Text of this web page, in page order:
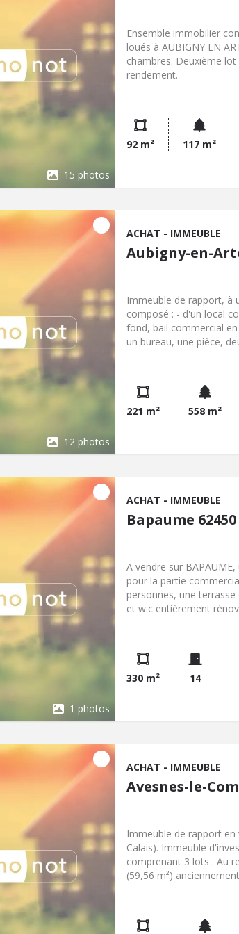
15 photos
Ensemble immobilier
loués à AUBIGNY EN
chambres. Deuxième
rendement.
92 m² 117 m²
12 photos
ACHAT - IMMEUBLE
Aubigny-en-
Immeuble de rapport, à
composé : - d'un local
fond, bail commercial
un bureau, une pièce,
salle de bains avec
PVC Double vitrage,
pour l'appartement -
221 m² 558 m²
1 photos
ACHAT - IMMEUBLE
Bapaume 62450
A vendre sur
pour la partie
personnes, une
et w.c entièrement
licence IV et de
330 m² 14
ACHAT - IMMEUBLE
Avesnes-le-
Immeuble de rapport
Calais). Immeuble
comprenant 3 lots : Au
(59,56 m²)
cuisine, salle d'eau,
étage : Appartement T2